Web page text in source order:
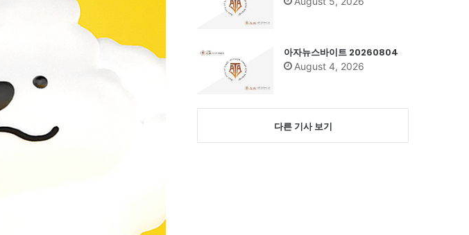
아자뉴스바이트 20260804
August 4, 2026
다른 기사 보기